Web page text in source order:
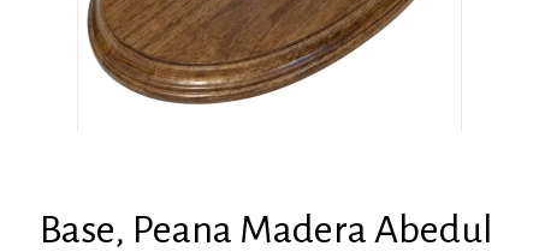
Base, Peana Madera Abedul